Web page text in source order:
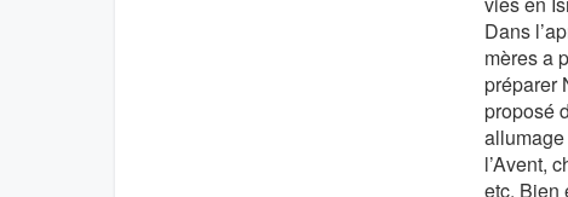
Dans
mères a
préparer
proposé
l’Avent,
etc. Bien